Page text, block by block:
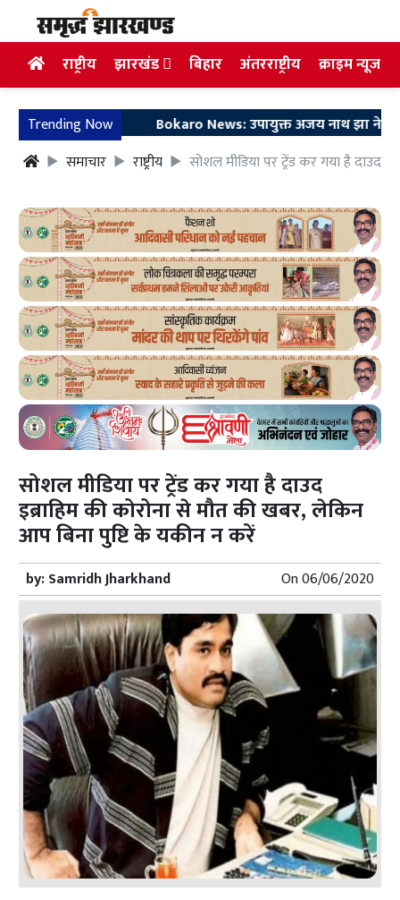
राष्ट्रीय झारखंड बिहार अंतरराष्ट्रीय क्राइम न्यूज
Trending Now
Bokaro News: उपायुक्त अजय नाथ झा ने 'हम
समाचार
राष्ट्रीय सोशल मीडिया पर ट्रेंड कर गया है दाउद
सोशल मीडिया पर ट्रेंड कर गया है दाउद
इब्राहिम की कोरोना से मौत की खबर, लेकिन
आप बिना पुष्टि के यकीन न करें
by:Samridh Jharkhand On06/06/2020